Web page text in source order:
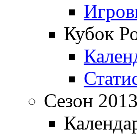
Кубок
Сезон